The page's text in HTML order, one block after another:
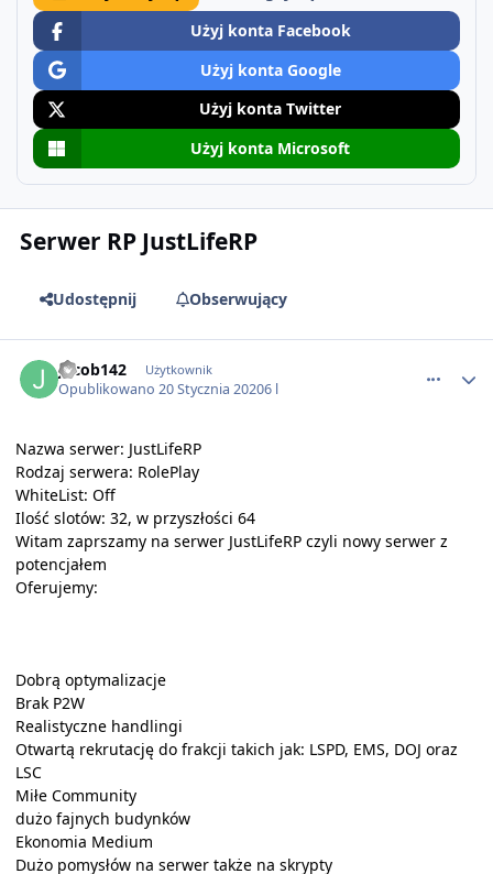
Użyj konta Facebook
Użyj konta Google
Użyj konta Twitter
Użyj konta Microsoft
Serwer RP JustLifeRP
Udostępnij Obserwujący
Jacob142 Użytkownik
Opublikowano20 Stycznia 20206 l
Nazwa serwer: JustLifeRP
Rodzaj serwera: RolePlay
WhiteList: Off
Ilość slotów: 32, w przyszłości 64
Witam zaprszamy na serwer JustLifeRP czyli nowy serwer z
potencjałem
Oferujemy:
Dobrą optymalizacje
Brak P2W
Realistyczne handlingi
Otwartą rekrutację do frakcji takich jak: LSPD, EMS, DOJ oraz
LSC
Miłe Community
dużo fajnych budynków
Ekonomia Medium
Dużo pomysłów na serwer także na skrypty